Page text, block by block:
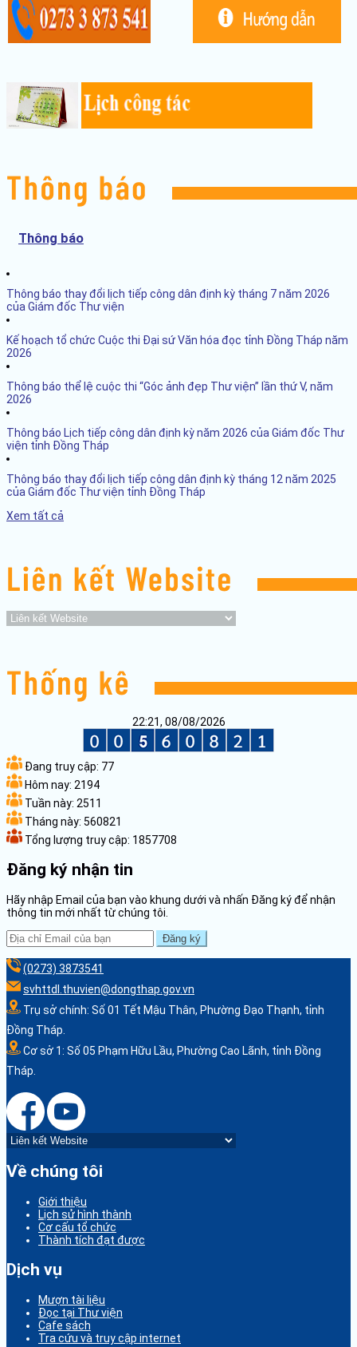
Thông báo
Thông báo thay đổi lịch tiếp công dân định kỳ tháng 7 năm 2026
của Giám đốc Thư viện
Kế hoạch tổ chức Cuộc thi Đại sứ Văn hóa đọc tỉnh Đồng Tháp năm
2026
Thông báo thể lệ cuộc thi “Góc ảnh đẹp Thư viện” lần thứ V, năm
2026
Thông báo Lịch tiếp công dân định kỳ năm 2026 của Giám đốc Thư
viện tỉnh Đồng Tháp
Thông báo thay đổi lịch tiếp công dân định kỳ tháng 12 năm 2025
của Giám đốc Thư viện tỉnh Đồng Tháp
Xem tất cả
22:21, 08/08/2026
Đang truy cập: 77
Hôm nay: 2194
Tuần này: 2511
Tháng này: 560821
Tổng lượng truy cập: 1857708
Đăng ký nhận tin
Hãy nhập Email của bạn vào khung dưới và nhấn Đăng ký để nhận
thông tin mới nhất từ chúng tôi.
Đăng ký
(0273) 3873541
svhttdl.thuvien@dongthap.gov.vn
Trụ sở chính: Số 01 Tết Mậu Thân, Phường Đạo Thạnh, tỉnh
Đồng Tháp.
Cơ sở 1: Số 05 Phạm Hữu Lầu, Phường Cao Lãnh, tỉnh Đồng
Tháp.
Về chúng tôi
Giới thiệu
Lịch sử hình thành
Cơ cấu tổ chức
Thành tích đạt được
Dịch vụ
Mượn tài liệu
Đọc tại Thư viện
Cafe sách
Tra cứu và truy cập internet